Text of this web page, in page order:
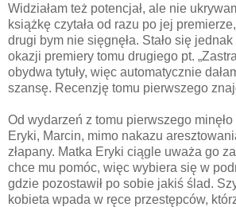
Widziałam też potencjał, ale nie
książkę czytała od razu po jej
drugi bym nie sięgnęła. Stało się
okazji premiery tomu drugiego pt.
obydwa tytuły, więc automatycznie
szansę. Recenzję tomu pierwszego
Od wydarzeń z tomu pierwszego
Eryki, Marcin, mimo nakazu
złapany. Matka Eryki ciągle uważa go
chce mu pomóc, więc wybiera się w
gdzie pozostawił po sobie jakiś ślad.
kobieta wpada w ręce przestępców,